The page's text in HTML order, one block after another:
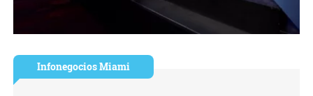
Infonegocios Miami